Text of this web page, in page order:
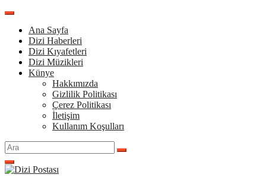
İçeriğe
Ana Sayfa
Dizi Haberleri
Dizi Kıyafetleri
Dizi Müzikleri
Künye
Hakkımızda
Gizlilik Politikası
Çerez Politikası
İletişim
Kullanım Koşulları
Arama
yap: